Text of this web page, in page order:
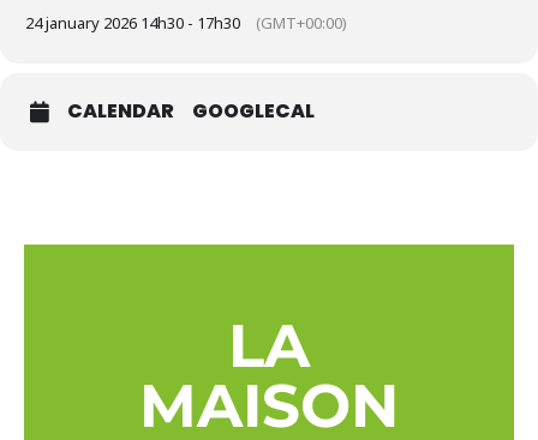
24 january 2026 14h30 - 17h30 (GMT+00:00)
CALENDAR GOOGLECAL
LA
MAISON